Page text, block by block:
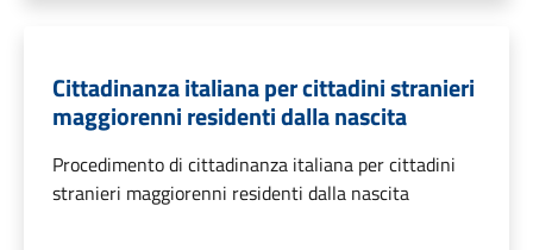
Cittadinanza italiana per cittadini stranieri
maggiorenni residenti dalla nascita
Procedimento di cittadinanza italiana per cittadini
stranieri maggiorenni residenti dalla nascita